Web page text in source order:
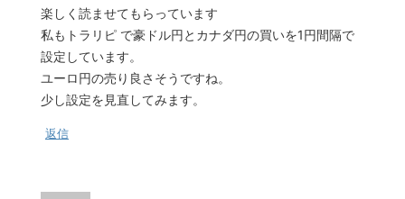
楽しく読ませてもらっています
私もトラリピ で豪ドル円とカナダ円の買いを1円間隔で
設定しています。
ユーロ円の売り良さそうですね。
少し設定を見直してみます。
返信